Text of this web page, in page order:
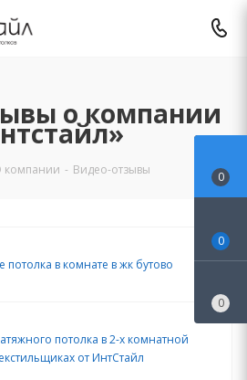
о компании
компании - Видео-отзывы
в комнате в жк бутово
потолка в 2-х комнатной
от ИнтСтайл
0
0
0